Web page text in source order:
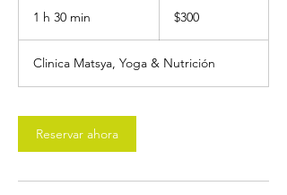
1 h 30 min
0
i
n
mexicanos
$300
Clinica Matsya, Yoga & Nutrición
Reservar ahora